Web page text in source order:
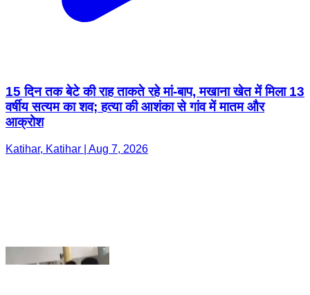
15 दिन तक बेटे की राह ताकते रहे मां-बाप, मखाना खेत में मिला 13
वर्षीय सत्यम का शव; हत्या की आशंका से गांव में मातम और